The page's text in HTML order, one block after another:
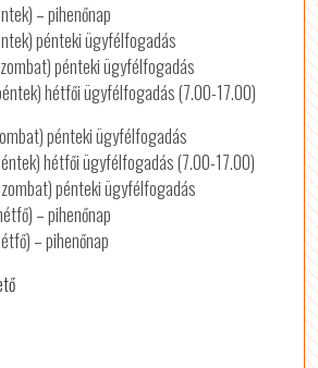
– pihenőnap
pénteki ügyfélfogadás
pénteki ügyfélfogadás
hétfői ügyfélfogadás (7.00-17.00)
pénteki ügyfélfogadás
hétfői ügyfélfogadás (7.00-17.00)
pénteki ügyfélfogadás
– pihenőnap
– pihenőnap